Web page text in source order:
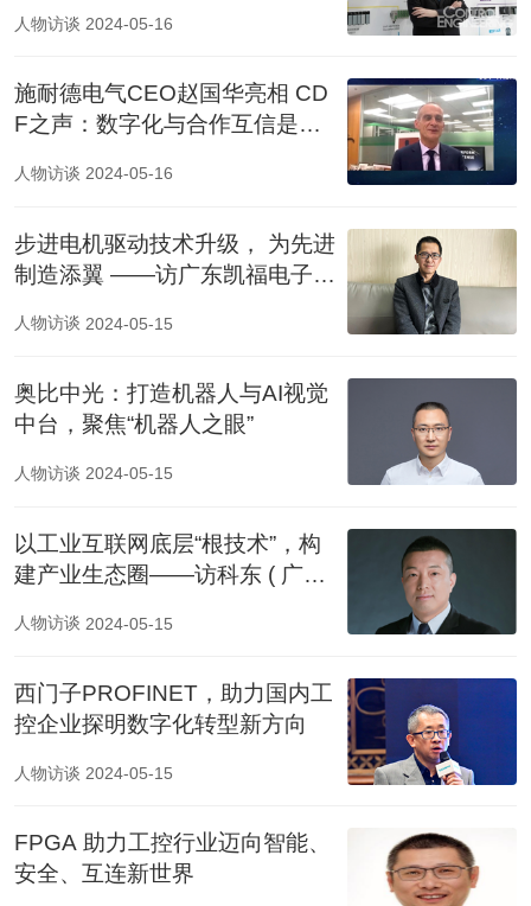
人物访谈 2024-05-16
施耐德电气CEO赵国华亮相 CD
F之声：数字化与合作互信是应
人物访谈 2024-05-16
步进电机驱动技术升级， 为先进
制造添翼 ——访广东凯福电子科
人物访谈 2024-05-15
奥比中光：打造机器人与AI视觉
中台，聚焦“机器人之眼”
人物访谈 2024-05-15
以工业互联网底层“根技术”，构
建产业生态圈——访科东 ( 广
学兵
人物访谈 2024-05-15
西门子PROFINET，助力国内工
控企业探明数字化转型新方向
人物访谈 2024-05-15
FPGA 助力工控行业迈向智能、
安全、互连新世界